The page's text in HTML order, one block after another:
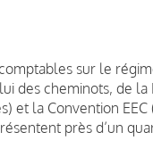
sur le
des cheminots, de la
et la Convention EEC
près d’un